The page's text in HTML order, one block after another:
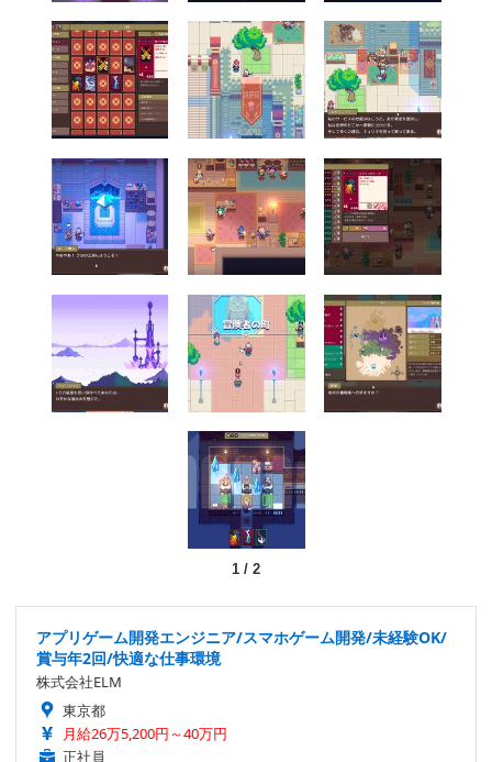
1/ 2
アプリゲーム開発エンジニア/スマホゲーム開発/未経験OK/
賞与年2回/快適な仕事環境
株式会社ELM
東京都
月給26万5,200円～40万円
正社員